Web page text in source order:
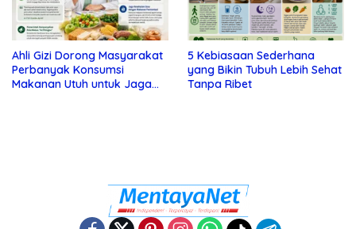
Ahli Gizi Dorong Masyarakat
Perbanyak Konsumsi
Makanan Utuh untuk Jaga
5 Kebiasaan Sederhana
yang Bikin Tubuh Lebih Sehat
Tanpa Ribet